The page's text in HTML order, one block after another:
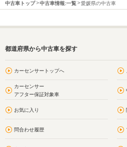
中古車トップ 中古車情報:一覧 愛媛県の中古車
都道府県から中古車を探す
カーセンサートップへ
カーセンサー
アフター保証対象車
お気に入り
問合わせ履歴